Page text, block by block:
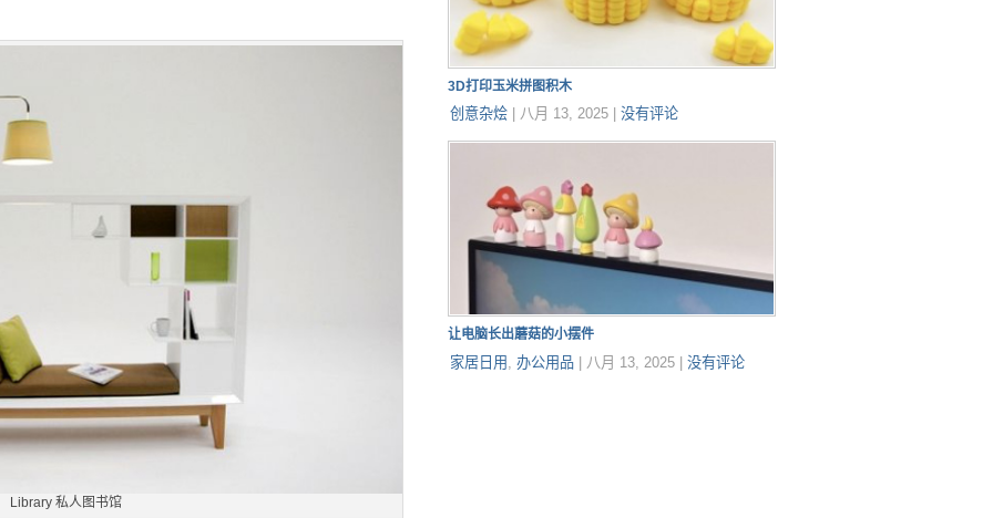
Library 私人图书馆
3D打印玉米拼图积木
创意杂烩 八月 13, 2025 没有评论
让电脑长出蘑菇的小摆件
家居日用 办公用品 八月 13, 2025 没有评论